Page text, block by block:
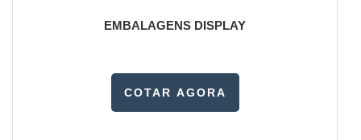
EMBALAGENS DISPLAY
COTAR AGORA